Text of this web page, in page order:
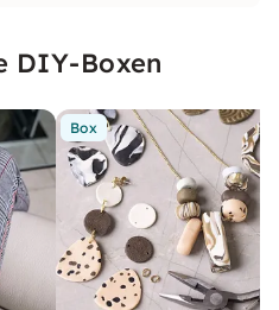
DIY-Boxen
Box